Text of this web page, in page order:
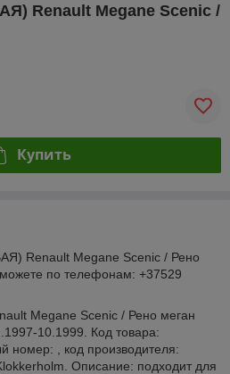
Renault Megane Scenic /
Купить
Renault Megane Scenic / Рено
по телефонам: +37529
Megane Scenic / Рено меган
10.1999. Код товара:
номер: , код производителя:
Описание: подходит для